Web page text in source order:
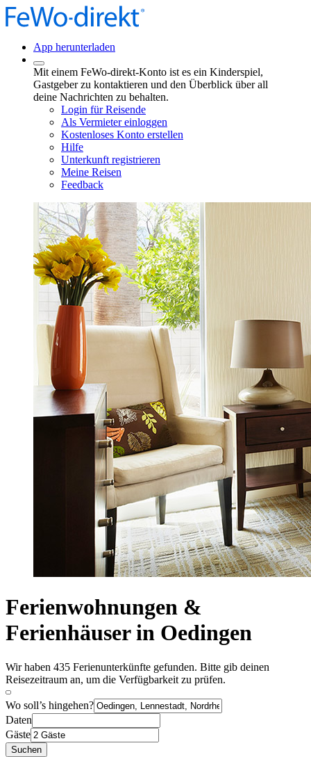
App herunterladen
Mit einem FeWo-direkt-Konto ist es ein Kinderspiel,
Gastgeber zu kontaktieren und den Überblick über all
deine Nachrichten zu behalten.
Login für Reisende
Als Vermieter einloggen
Kostenloses Konto erstellen
Hilfe
Unterkunft registrieren
Meine Reisen
Feedback
Ferienwohnungen &
Ferienhäuser in Oedingen
Wir haben 435 Ferienunterkünfte gefunden. Bitte gib deinen
Reisezeitraum an, um die Verfügbarkeit zu prüfen.
Wo soll’s hingehen?
Daten
Gäste
Suchen